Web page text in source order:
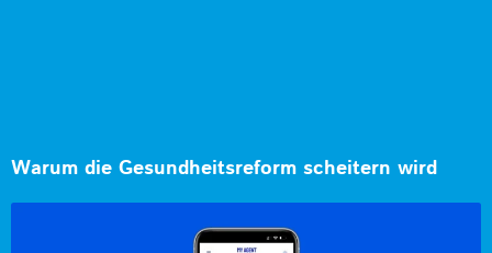
Warum die Gesundheitsreform scheitern wird